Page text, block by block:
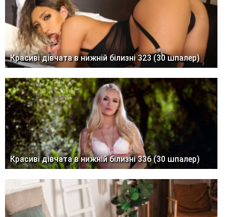
Красиві дівчата в нижній білизні 323 (30 шпалер)
Красиві дівчата в нижній білизні 336 (30 шпалер)